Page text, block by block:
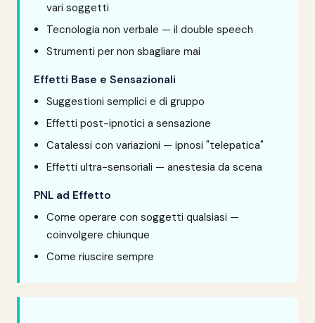
vari soggetti
Tecnologia non verbale — il double speech
Strumenti per non sbagliare mai
Effetti Base e Sensazionali
Suggestioni semplici e di gruppo
Effetti post-ipnotici a sensazione
Catalessi con variazioni — ipnosi "telepatica"
Effetti ultra-sensoriali — anestesia da scena
PNL ad Effetto
Come operare con soggetti qualsiasi —
coinvolgere chiunque
Come riuscire sempre